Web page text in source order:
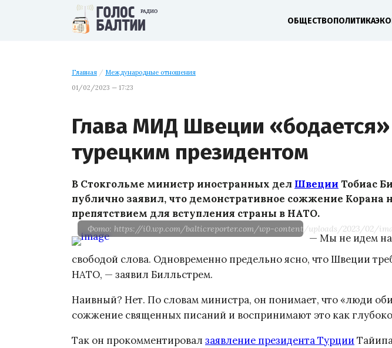
ОБЩЕСТВОПОЛИТИКА
Главная / Международные отношения
01/02/2023 — 17:23
Глава МИД Швеции «бодается»
турецким президентом
В Стокгольме министр иностранных дел Швеции Тобиас
публично заявил, что демонстративное сожжение Корана
препятствием для вступления страны в НАТО.
Фото: https://i0.wp.com/balticreporter.com/wp-content/uploads/2023/02/
— Мы не идем
свободой слова. Одновременно предельно ясно, что Швеции
НАТО, — заявил Билльстрем.
Наивный? Нет. По словам министра, он понимает, что «люди
сожжение священных писаний и воспринимают это как
Так он прокомментировал заявление президента Турции